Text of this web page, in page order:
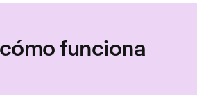
funciona